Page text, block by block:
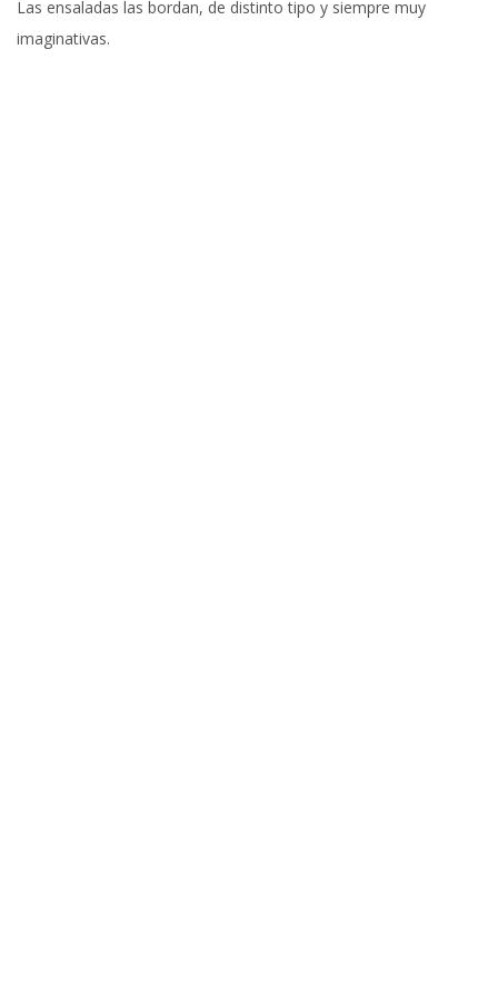
Las ensaladas las bordan, de distinto tipo y siempre muy
imaginativas.